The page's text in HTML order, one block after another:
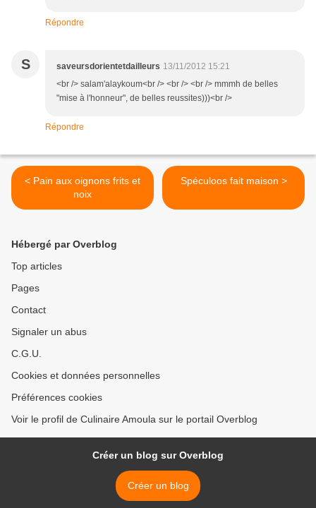
Répondre
S saveursdorientetdailleurs 13/11/2012 15:21
<br /> salam'alaykoum<br /> <br /> <br /> mmmh de belles
"mise à l'honneur", de belles reussites)))<br />
Répondre
< Pain aux oignons frits et
noix
Spéculoos fait maison >
Hébergé par Overblog
Top articles
Pages
Contact
Signaler un abus
C.G.U.
Cookies et données personnelles
Préférences cookies
Voir le profil de Culinaire Amoula sur le portail Overblog
Créer un blog sur Overblog
Créer un blog